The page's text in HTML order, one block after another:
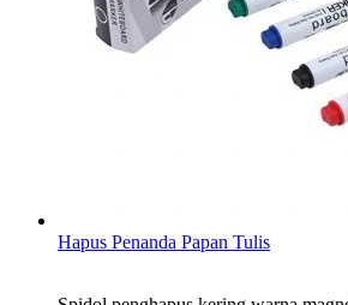
Hapus Penanda Papan Tulis